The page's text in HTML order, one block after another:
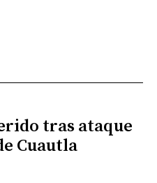
tras ataque
Cuautla